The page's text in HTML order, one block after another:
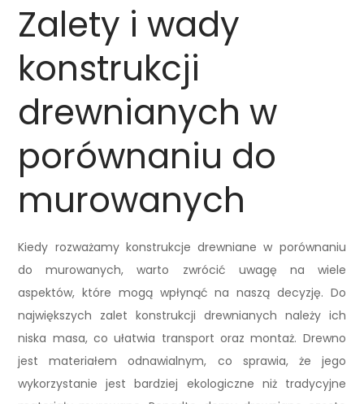
Zalety i wady
konstrukcji
drewnianych w
porównaniu do
murowanych
Kiedy rozważamy konstrukcje drewniane w porównaniu
do murowanych, warto zwrócić uwagę na wiele
aspektów, które mogą wpłynąć na naszą decyzję. Do
największych zalet konstrukcji drewnianych należy ich
niska masa, co ułatwia transport oraz montaż. Drewno
jest materiałem odnawialnym, co sprawia, że jego
wykorzystanie jest bardziej ekologiczne niż tradycyjne